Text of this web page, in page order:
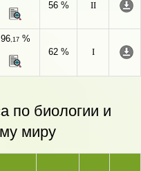
56 %
II
96,17%
62 %
I
по биологии и
миру